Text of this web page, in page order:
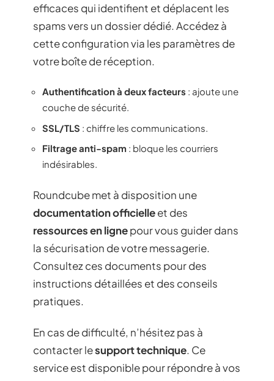
efficaces qui identifient et déplacent les
spams vers un dossier dédié. Accédez à
cette configuration via les paramètres de
votre boîte de réception.
Authentification à deux facteurs : ajoute une
couche de sécurité.
SSL/TLS : chiffre les communications.
Filtrage anti-spam : bloque les courriers
indésirables.
Roundcube met à disposition une
documentation officielleet des
ressources en lignepour vous guider dans
la sécurisation de votre messagerie.
Consultez ces documents pour des
instructions détaillées et des conseils
pratiques.
En cas de difficulté, n’hésitez pas à
contacter lesupport technique. Ce
service est disponible pour répondre à vos